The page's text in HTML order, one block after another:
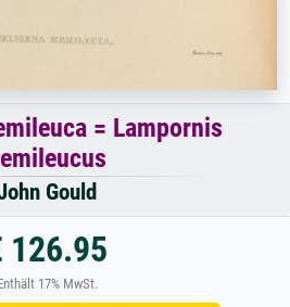
= Lampornis
Gould
126.95
17% MwSt.